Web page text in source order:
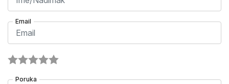
Email
Poruka